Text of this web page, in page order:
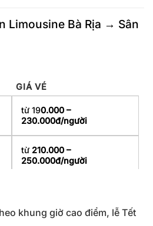
Limousine Bà Rịa → Sân
GIÁ VÉ
từ 190.000 –
230.000đ/người
từ 210.000 –
250.000đ/người
khung giờ cao điểm, lễ Tết